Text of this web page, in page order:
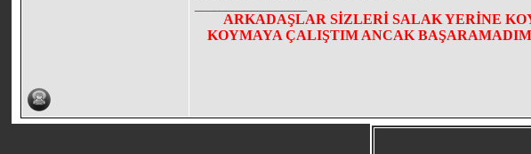
ARKADAŞLAR SİZLERİ SALAK YERİNE
KOYMAYA ÇALIŞTIM ANCAK